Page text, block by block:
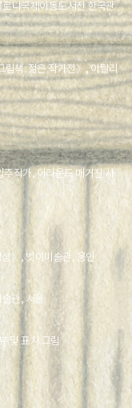
냐국제아동도서전 한국관
책: 젊은 작가전》, 이탈리
작가, 어라운드 매거진 사
》, 벗이미술관, 용인
관, 서울
및 표지 그림